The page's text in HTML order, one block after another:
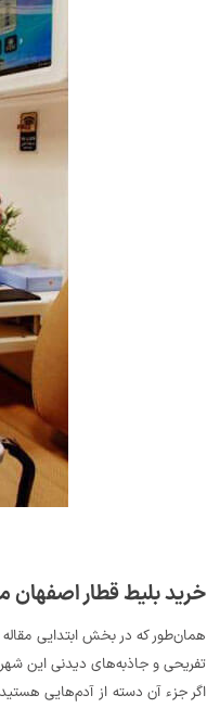
خرید بلیط قطار
همان‌طور که در بخش ابتدایی مقاله
تفریحی و جاذبه‌های دیدنی این شهر
اگر جزء آن دسته از آدم‌هایی